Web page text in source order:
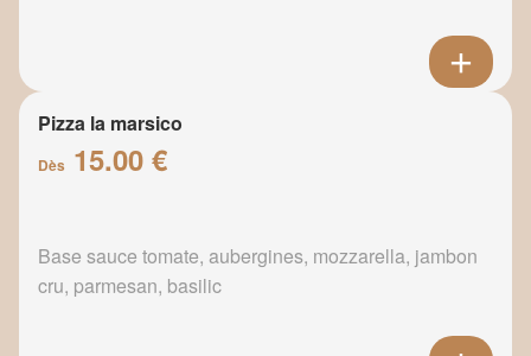
Pizza la marsico
Dès 15.00 €
Base sauce tomate, aubergines, mozzarella, jambon
cru, parmesan, basilic